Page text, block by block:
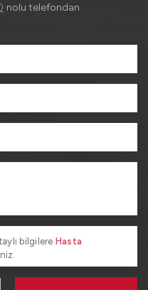
nolu telefondan
bilgilere Hasta